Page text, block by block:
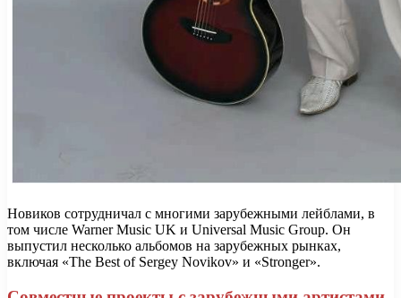
Новиков сотрудничал с многими зарубежными лейблами, в
том числе Warner Music UK и Universal Music Group. Он
выпустил несколько альбомов на зарубежных рынках,
включая «The Best of Sergey Novikov» и «Stronger».